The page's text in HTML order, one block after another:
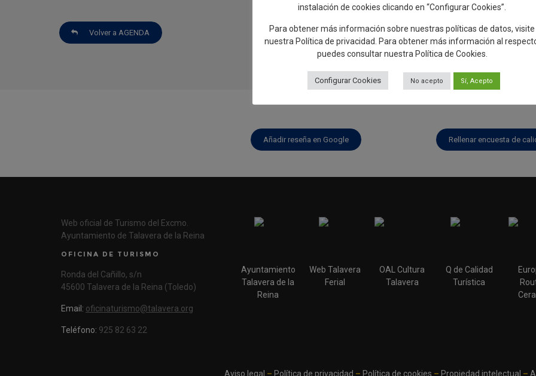
Volver a AGENDA
Añadir reseña en Google Rellenar encuesta de
Web oficial de Turismo del Excmo.
Ayuntamiento de Talavera de la Reina
OFICINA DE TURISMO
Ronda del Cañillo, s/n
45600 Talavera de la Reina (Toledo)
Email: oficinaturismo@talavera.org
Teléfono: 925 82 63 22
Ayuntamiento
Talavera de la
Reina
Web Talavera
Ferial
OAL Cultura
Talavera
Q de Calidad
Turística
Aviso legal – Política de privacidad – Política de cookies – Propiedad intelectual –
instalación de cookies clicando en “Configurar Cookies”.
Para obtener más información sobre nuestras políticas de datos, visite
nuestra Política de privacidad . Para obtener más información al
puedes consultar nuestra Política de Cookies
Configurar Cookies No acepto Sí, Acepto